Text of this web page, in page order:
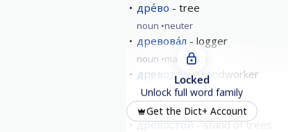
дре́во tree
noun neuter
древова́л logger
noun masculine
древоде́л woodworker
noun masculine
древое́ды
древосто́й
stand of trees
Locked
Unlock full word family
Get the Dict+ Account